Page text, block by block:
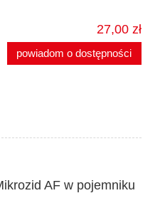
27,00 zł
powiadom o dostępności
AF w pojemniku